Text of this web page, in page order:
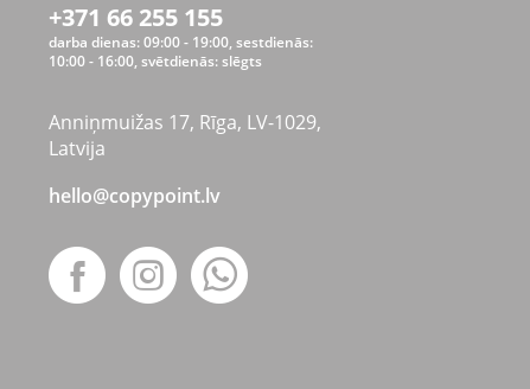
+371 66 255 155
darba dienas: 09:00 - 19:00, sestdienās:
10:00 - 16:00, svētdienās: slēgts
Anniņmuižas 17, Rīga, LV-1029,
Latvija
hello@copypoint.lv